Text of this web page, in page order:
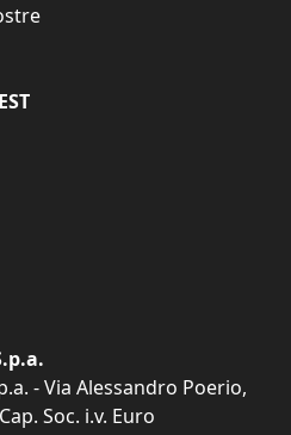
- Via Alessandro Poerio,
Soc. i.v. Euro